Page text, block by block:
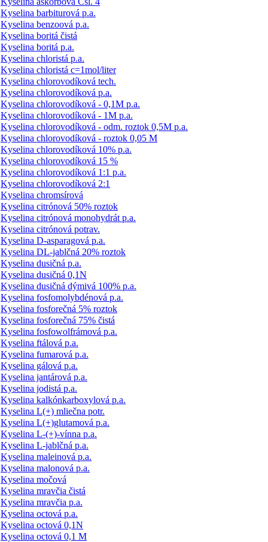
Kyselina barbiturová p.a.
Kyselina benzoová p.a.
Kyselina boritá čistá
Kyselina boritá p.a.
Kyselina chloristá p.a.
Kyselina chloristá c=1mol/liter
Kyselina chlorovodíková tech.
Kyselina chlorovodíková p.a.
Kyselina chlorovodíková - 0,1M p.a.
Kyselina chlorovodíková - 1M p.a.
Kyselina chlorovodíková - odm. roztok 0,5M p.a.
Kyselina chlorovodíková - roztok 0,05 M
Kyselina chlorovodíková 10% p.a.
Kyselina chlorovodíková 15 %
Kyselina chlorovodíková 1:1 p.a.
Kyselina chlorovodíková 2:1
Kyselina chromsírová
Kyselina citrónová 50% roztok
Kyselina citrónová monohydrát p.a.
Kyselina citrónová potrav.
Kyselina D-asparagová p.a.
Kyselina DL-jablčná 20% roztok
Kyselina dusičná p.a.
Kyselina dusičná 0,1N
Kyselina dusičná dýmivá 100% p.a.
Kyselina fosfomolybdénová p.a.
Kyselina fosforečná 5% roztok
Kyselina fosforečná 75% čistá
Kyselina fosfowolfrámová p.a.
Kyselina ftálová p.a.
Kyselina fumarová p.a.
Kyselina gálová p.a.
Kyselina jantárová p.a.
Kyselina jodistá p.a.
Kyselina kalkónkarboxylová p.a.
Kyselina L(+) mliečna potr.
Kyselina L(+)glutamová p.a.
Kyselina L-(+)-vínna p.a.
Kyselina L-jablčná p.a.
Kyselina maleinová p.a.
Kyselina malonová p.a.
Kyselina močová
Kyselina mravčia čistá
Kyselina mravčia p.a.
Kyselina octová p.a.
Kyselina octová 0,1N
Kyselina octová 0,1 M